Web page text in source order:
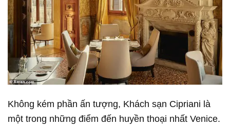
Không kém phần ấn tượng, Khách sạn Cipriani là
một trong những điểm đến huyền thoại nhất Venice.